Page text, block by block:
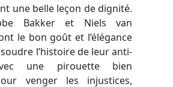
une belle leçon de dignité.
Bakker et Niels van
le bon goût et l’élégance
l’histoire de leur anti-
une pirouette bien
venger les injustices,